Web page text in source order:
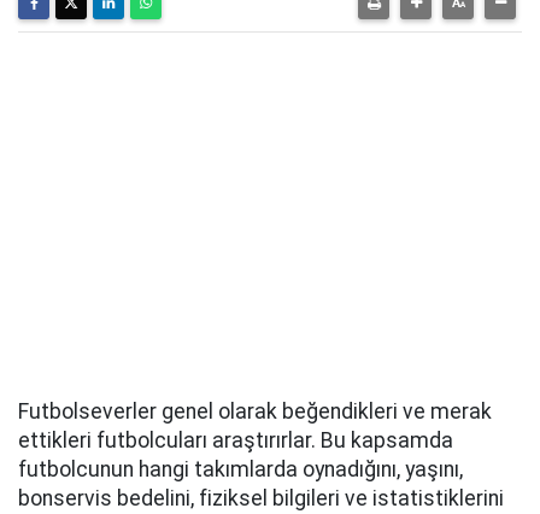
Futbolseverler genel olarak beğendikleri ve merak
ettikleri futbolcuları araştırırlar. Bu kapsamda
futbolcunun hangi takımlarda oynadığını, yaşını,
bonservis bedelini, fiziksel bilgileri ve istatistiklerini